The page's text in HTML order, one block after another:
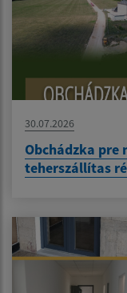
30.07.2026
Obchádzka
teherszállítas